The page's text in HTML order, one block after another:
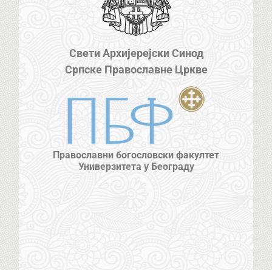
Свети Архијерејски Синод
Српске Православне Цркве
Православни богословски факултет
Универзитета у Београду